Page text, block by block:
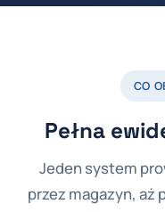
CO
Pełna
Jeden system
przez magazyn, aż